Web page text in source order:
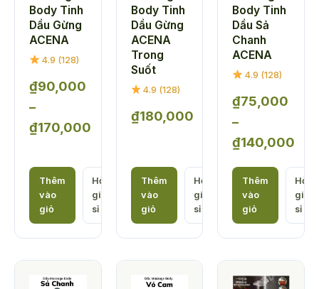
Body Tinh
Dầu Gừng
ACENA
4.9 (128)
₫90,000
–
₫170,000
giá:
₫90,000
Thêm
vào
giỏ
Hỏi
giá
sỉ
Body Tinh
Dầu Gừng
ACENA
Trong
Suốt
4.9 (128)
₫180,000
Thêm
vào
giỏ
Hỏi
giá
sỉ
Body Tinh
Dầu Sả
Chanh
ACENA
4.9 (128)
₫75,000
–
₫140,000
giá:
từ
₫75,000
₫140,000
Thêm
vào
giỏ
Hỏi
giá
sỉ